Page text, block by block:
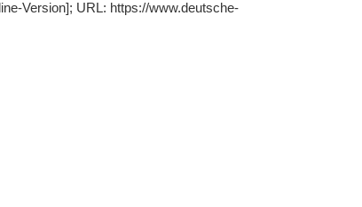
Version]; URL: https://www.deutsche-